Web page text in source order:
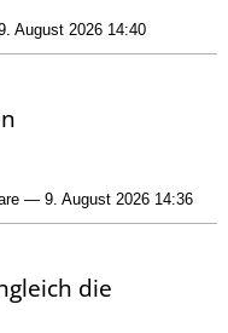
August 2026 14:40
— 9. August 2026 14:36
die